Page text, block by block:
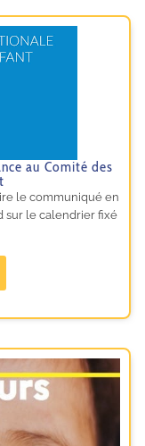
au Comité des
le communiqué en
sur le calendrier fixé